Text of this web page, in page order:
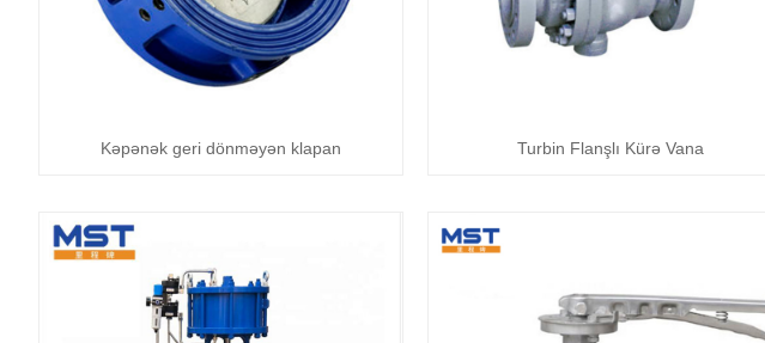
Kəpənək geri dönməyən klapan Turbin Flanşlı Kürə Vana